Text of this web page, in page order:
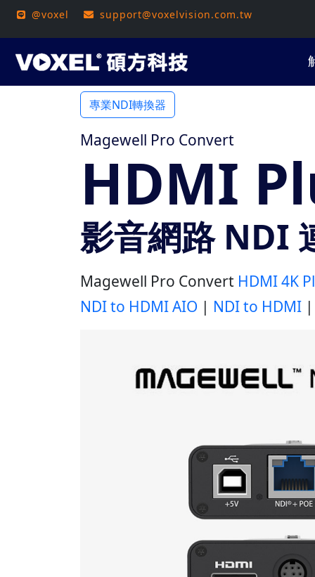
@voxel support@voxelvision.com.tw
專業NDI轉換器
Magewell Pro Convert
HDMI
影音網路 NDI
Magewell Pro Convert HDMI 4K
NDI to HDMI AIO | NDI to HDMI